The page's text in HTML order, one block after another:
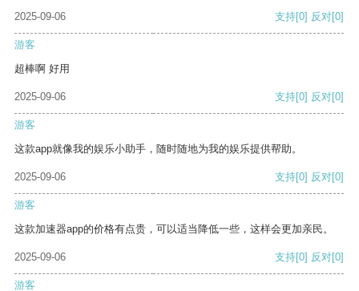
2025-09-06 支持[0] 反对[0]
游客
超棒啊 好用
2025-09-06 支持[0] 反对[0]
游客
这款app就像我的娱乐小助手，随时随地为我的娱乐提供帮助。
2025-09-06 支持[0] 反对[0]
游客
这款加速器app的价格有点贵，可以适当降低一些，这样会更加亲民。
2025-09-06 支持[0] 反对[0]
游客